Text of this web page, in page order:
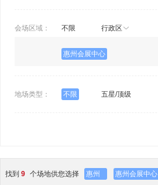
会场区域： 不限 行政区
惠州会展中心
地场类型： 不限 五星/顶级
找到 9 个场地供您选择 惠州 惠州会展中心